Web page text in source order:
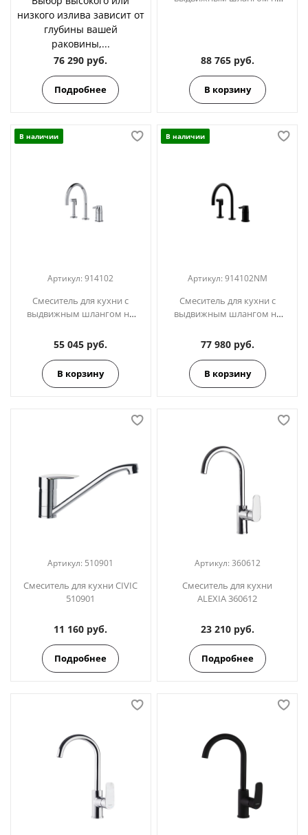
низкого излива зависит от
глубины вашей
раковины,...
76 290 руб.
Подробнее
88 765 руб.
В корзину
В наличии
Артикул:914102
Cмеситель для кухни с
выдвижным шлангом на
914102
55 045 руб.
В корзину
В наличии
Артикул: 914102NM
Cмеситель для кухни с
выдвижным шлангом на
914102NM чёрный
77 980 руб.
В корзину
Артикул: 510901
Смеситель для кухни CIVIC
510901
11 160 руб.
Подробнее
Артикул: 360612
Смеситель для кухни
ALEXIA 360612
23 210 руб.
Подробнее